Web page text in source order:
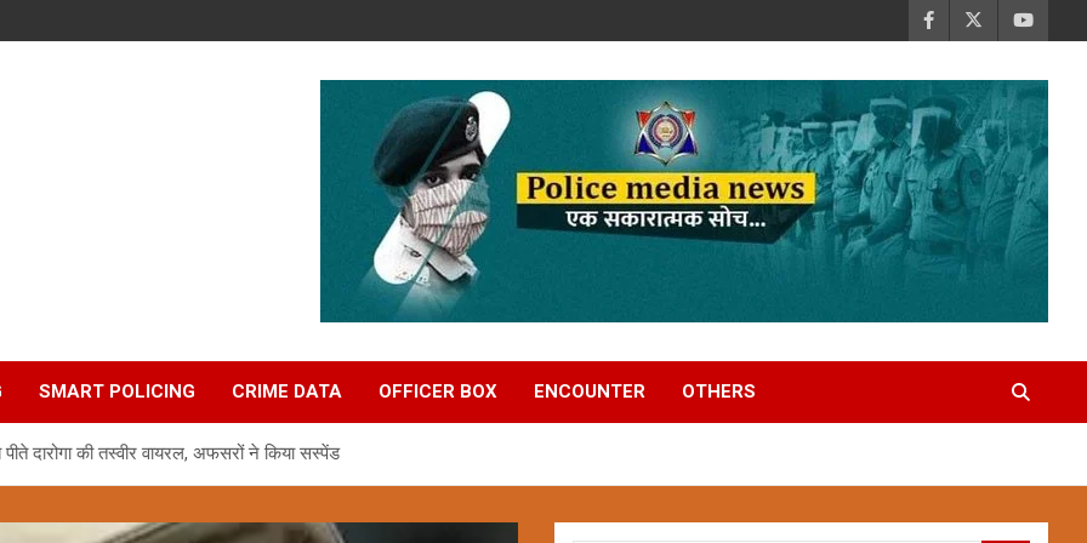
SMART POLICING CRIME DATA OFFICER BOX ENCOUNTER OTHERS
दारोगा की तस्वीर वायरल, अफसरों ने किया सस्पेंड